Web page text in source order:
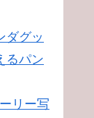
ダグッ
るパン
リー写